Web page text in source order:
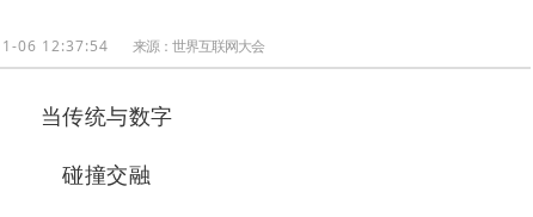
06 12:37:54 来源： 世界互联网大会
当传统与数字
碰撞交融